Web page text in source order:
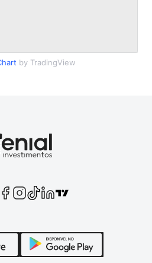
by TradingView